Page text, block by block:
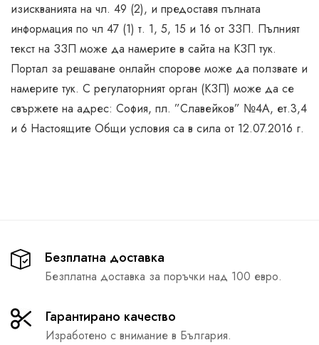
изискванията на чл. 49 (2), и предоставя пълната
информация по чл 47 (1) т. 1, 5, 15 и 16 от ЗЗП. Пълният
текст на ЗЗП може да намерите в сайта на КЗП тук.
Портал за решаване онлайн спорове може да ползвате и
намерите тук. С регулаторният орган (КЗП) може да се
свържете на адрес: София, пл. ”Славейков” №4А, ет.3,4
и 6 Настоящите Общи условия са в сила от 12.07.2016 г.
Безплатна доставка
Безплатна доставка за поръчки над 100 евро.
Гарантирано качество
Изработено с внимание в България.